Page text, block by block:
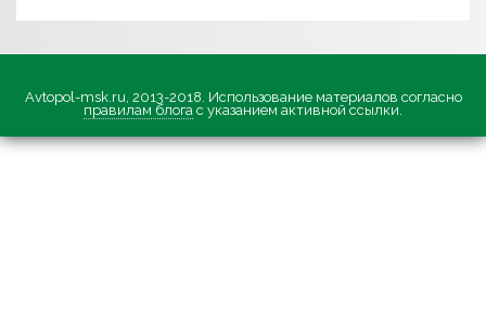
Avtopol-msk.ru, 2013-2018. Использование материалов согласно
правилам блога с указанием активной ссылки.